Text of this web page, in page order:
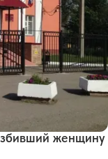
женщину